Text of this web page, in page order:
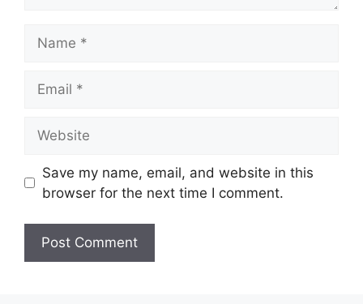
Save my name, email, and website in this
browser for the next time I comment.